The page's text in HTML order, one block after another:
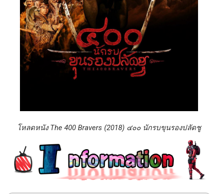
โหลดหนัง The 400 Bravers (2018) ๔๐๐ นักรบขุนรองปลัดชู